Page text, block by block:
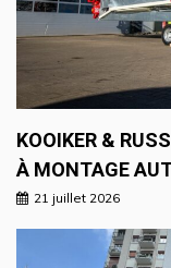
KOOIKER &
À MONTAGE
21 juillet 2026